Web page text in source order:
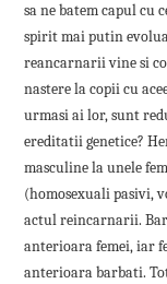
sa ne batem capul cu
spirit mai putin
reancarnarii vine si
nastere la copii cu
urmasi ai lor, sunt
ereditatii genetice?
masculine la unele
(homosexuali pasivi,
actul reincarnarii.
anterioara femei, iar
anterioara barbati. Tot